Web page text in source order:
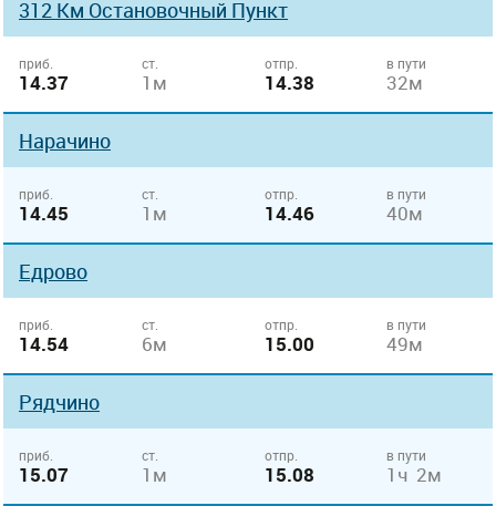
312 Км Остановочный Пункт
приб.
14.37
ст.
1м
отпр.
14.38
в пути
32м
Нарачино
приб.
14.45
ст.
1м
отпр.
14.46
в пути
40м
Едрово
приб.
14.54
ст.
6м
отпр.
15.00
в пути
49м
Рядчино
приб.
15.07
ст.
1м
отпр.
15.08
в пути
1ч 2м